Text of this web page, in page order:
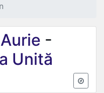
-
Unită